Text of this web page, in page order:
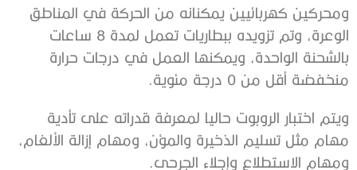
ومحركين كهربائيين يمكنانه من الحركة في المناطق
الوعرة، وتم تزويده ببطاريات تعمل لمدة 8 ساعات
بالشحنة الواحدة، ويمكنها العمل في درجات حرارة
منخفضة أقل من 0 درجة مئوية.
ويتم اختبار الروبوت حاليا لمعرفة قدراته على تأدية
مهام مثل تسليم الذخيرة والمؤن، ومهام إزالة الألغام،
ومهام الاستطلاع وإجلاء الجرحى.